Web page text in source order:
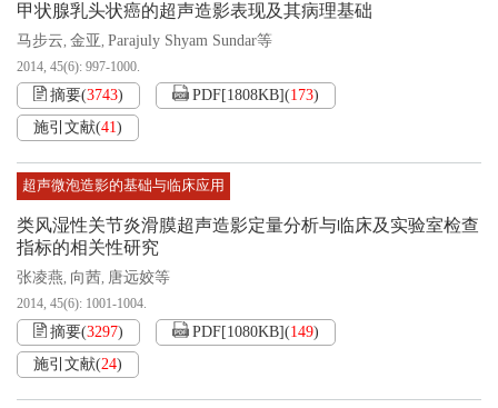
甲状腺乳头状癌的超声造影表现及其病理基础
马步云, 金亚, Parajuly Shyam Sundar等
2014, 45(6): 997-1000.
摘要(3743) PDF[1808KB](173)
施引文献(41)
超声微泡造影的基础与临床应用
类风湿性关节炎滑膜超声造影定量分析与临床及实验室检查
指标的相关性研究
张凌燕, 向茜, 唐远姣等
2014, 45(6): 1001-1004.
摘要(3297) PDF[1080KB](149)
施引文献(24)